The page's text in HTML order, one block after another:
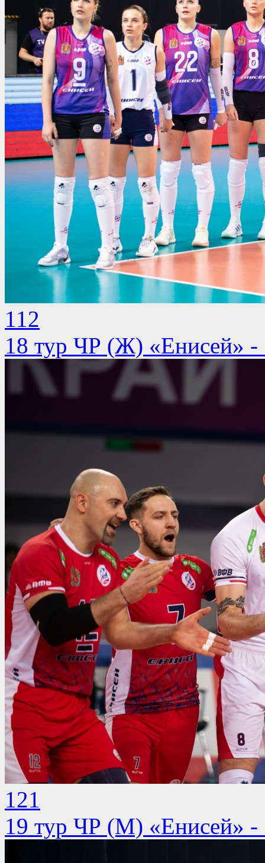
112
18 тур ЧР (Ж) «Енисей» -
121
19 тур ЧР (М) «Енисей» -